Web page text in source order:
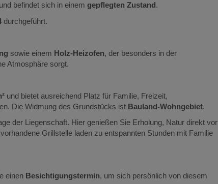
befindet sich in einem gepflegten Zustand.
durchgeführt.
sowie einem Holz-Heizofen, der besonders in der
Atmosphäre sorgt.
und bietet ausreichend Platz für Familie, Freizeit,
Die Widmung des Grundstücks ist Bauland-Wohngebiet.
der Liegenschaft. Hier genießen Sie Erholung, Natur direkt vor
Grillstelle laden zu entspannten Stunden mit Familie
einen Besichtigungstermin, um sich persönlich von diesem